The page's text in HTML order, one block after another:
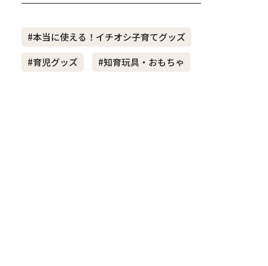
#本当に使える！イチオシ子育てグッズ
#育児グッズ
#知育玩具・おもちゃ